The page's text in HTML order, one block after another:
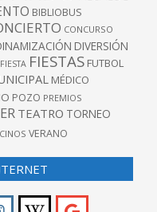
BIBLIOBUS
CONCURSO
DIVERSIÓN
FIESTA FIESTAS FUTBOL
MÉDICO
POZO PREMIOS
TEATRO TORNEO
VERANO